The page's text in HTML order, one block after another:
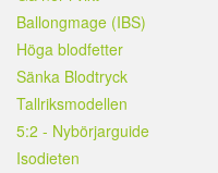
Ballongmage (IBS)
Höga blodfetter
Sänka Blodtryck
Tallriksmodellen
5:2 - Nybörjarguide
Isodieten